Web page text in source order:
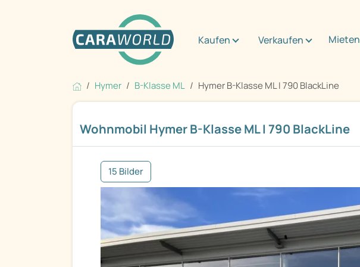
Kaufen Verkaufen Mieten
Hymer B-Klasse ML Hymer B-Klasse ML I 790 BlackLine
Wohnmobil Hymer B-Klasse ML I 790 BlackLine
15 Bilder